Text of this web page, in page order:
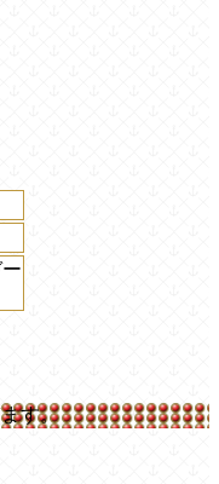
す。